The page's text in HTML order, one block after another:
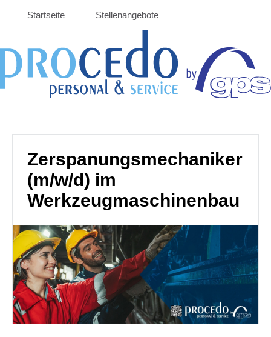
Startseite Stellenangebote
Zerspanungsmechaniker
(m/w/d) im
Werkzeugmaschinenbau